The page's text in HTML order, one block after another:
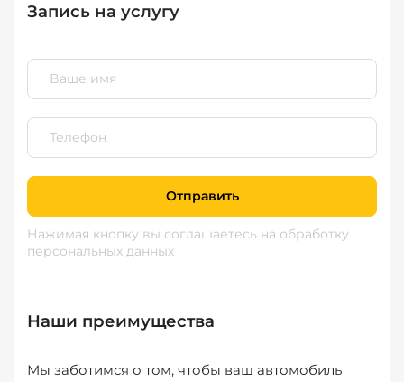
Запись на услугу
Отправить
Нажимая кнопку вы соглашаетесь на обработку
персональных данных
Наши преимущества
Мы заботимся о том, чтобы ваш автомобиль